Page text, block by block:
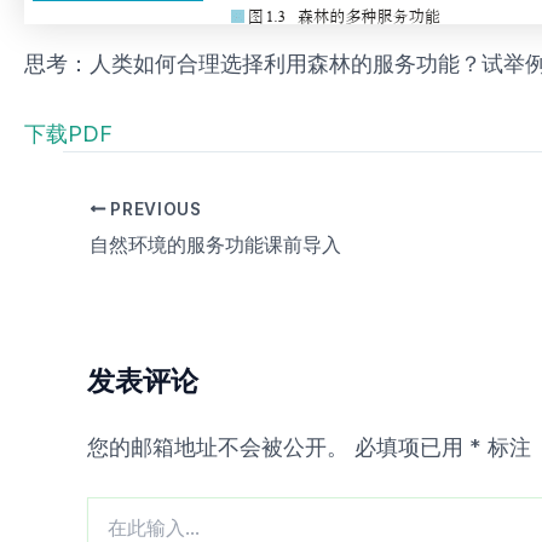
思考：人类如何合理选择利用森林的服务功能？试举
下载PDF
PREVIOUS
自然环境的服务功能课前导入
发表评论
您的邮箱地址不会被公开。 必填项已用 * 标注